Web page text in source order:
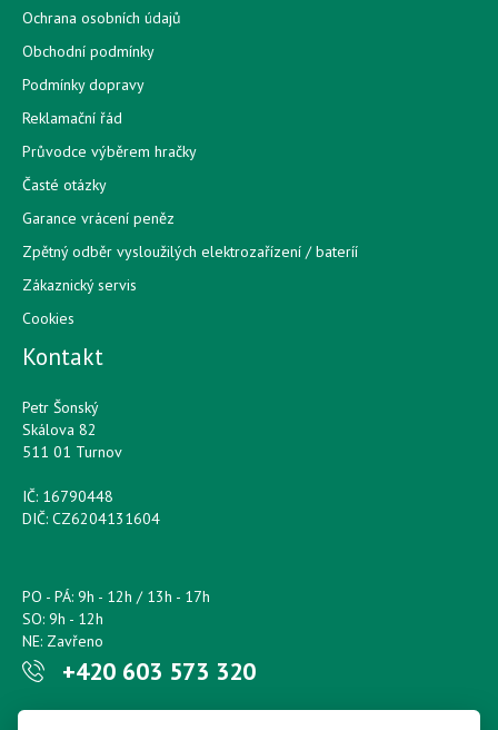
Ochrana osobních údajů
Obchodní podmínky
Podmínky dopravy
Reklamační řád
Průvodce výběrem hračky
Časté otázky
Garance vrácení peněz
Zpětný odběr vysloužilých elektrozařízení / bateríí
Zákaznický servis
Cookies
Kontakt
Petr Šonský
Skálova 82
511 01 Turnov
IČ: 16790448
DIČ: CZ6204131604
PO - PÁ: 9h - 12h / 13h - 17h
SO: 9h - 12h
NE: Zavřeno
+420 603 573 320